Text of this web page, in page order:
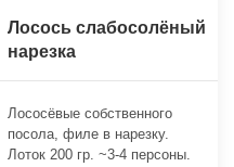
Лосось слабосолёный
нарезка
Лососёвые собственного
посола, филе в нарезку.
Лоток 200 гр. ~3-4 персоны.